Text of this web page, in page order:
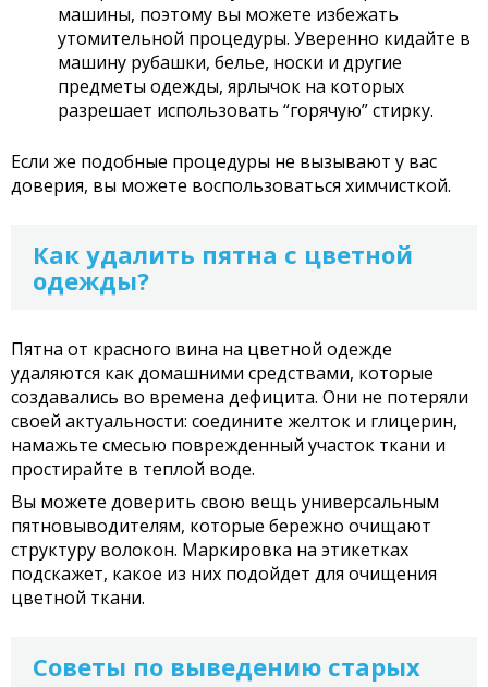
машины, поэтому вы можете избежать
утомительной процедуры. Уверенно кидайте в
машину рубашки, белье, носки и другие
предметы одежды, ярлычок на которых
разрешает использовать “горячую” стирку.
Если же подобные процедуры не вызывают у вас
доверия, вы можете воспользоваться химчисткой.
Как удалить пятна с цветной
одежды?
Пятна от красного вина на цветной одежде
удаляются как домашними средствами, которые
создавались во времена дефицита. Они не потеряли
своей актуальности: соедините желток и глицерин,
намажьте смесью поврежденный участок ткани и
простирайте в теплой воде.
Вы можете доверить свою вещь универсальным
пятновыводителям, которые бережно очищают
структуру волокон. Маркировка на этикетках
подскажет, какое из них подойдет для очищения
цветной ткани.
Советы по выведению старых